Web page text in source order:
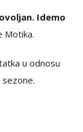
Idemo
Motika.
u odnosu